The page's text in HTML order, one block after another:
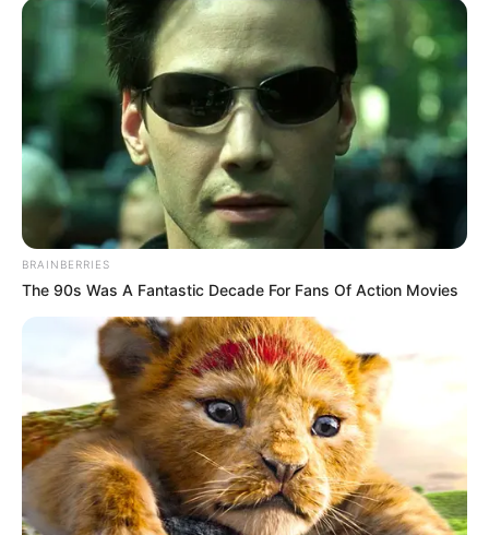
BRAINBERRIES
The 90s Was A Fantastic Decade For Fans Of Action Movies